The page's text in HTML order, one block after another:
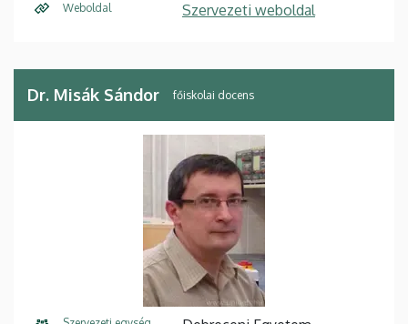
Weboldal Szervezeti weboldal
Dr. Misák Sándor főiskolai docens